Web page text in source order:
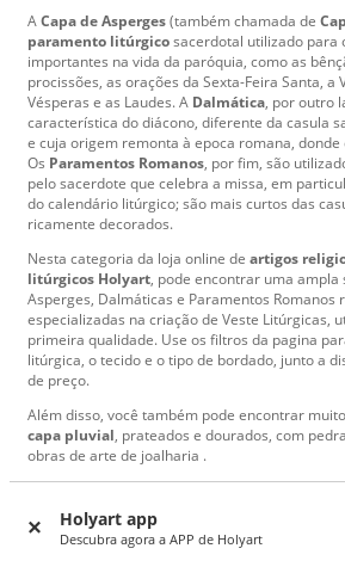
Holyart app
Descubra agora a APP de Holyart
ACapa de Asperges(também chamada de
paramento litúrgicosacerdotal utilizado para
importantes na vida da paróquia, como as
procissões, as orações da Sexta-Feira Santa, a
Vésperas e as Laudes. A Dalmática, por outro
característica do diácono, diferente da casula
e cuja origem remonta à epoca romana,
Os Paramentos Romanos, por fim, são
pelo sacerdote que celebra a missa, em
do calendário litúrgico; são mais curtos das
ricamente decorados.
Nesta categoria da loja online de artigos
litúrgicos Holyart, pode encontrar uma ampla
Asperges, Dalmáticas e Paramentos Romanos
especializadas na criação de Veste Litúrgicas,
primeira qualidade. Use os filtros da pagina
litúrgica, o tecido e o tipo de bordado, junto a
de preço.
Além disso, você também pode encontrar
capa pluvial, prateados e dourados, com
obras de arte de joalharia .
Para qualquer dúvida sobre os artigos da
Dalmáticas, Paramentos Romanos, ,não hesite